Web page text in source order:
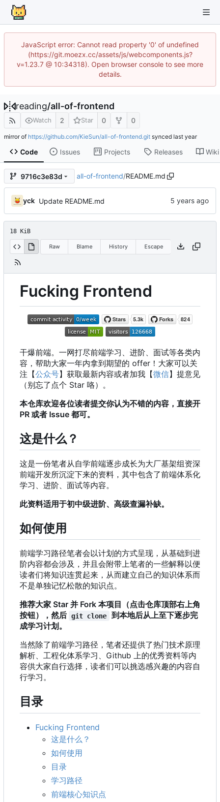
JavaScript error: Cannot read property '0' of undefined
(https://git.moezx.cc/assets/js/webcomponents.js?
v=1.23.7 @ 10:34318). Open browser console to see more
details.
reading/all-of-frontend
Watch 2 Star 0 0
mirror of https://github.com/KieSun/all-of-frontend.git synced
Code Issues Projects Releases Wiki
9716c3e83d all-of-frontend/README.md
yck Update README.md
18 KiB
Raw Blame History Escape
Fucking Frontend
干爆前端。一网打尽前端学习、进阶、面试等各类内
容，帮助大家一年内拿到期望的 offer ！ 大家可以关
注【公众号】获取最新内容或者加我【微信】提意见
（别忘了点个 Star 咯）。
本仓库欢迎各位读者提交你认为不错的内容，直接开
PR 或者 Issue 都可。
这是什么？
这是一份笔者从自学前端逐步成长为大厂基架组资深
前端开发所沉淀下来的资料，其中包含了前端体系化
学习、进阶、面试等内容。
此资料适用于初中级进阶、高级查漏补缺。
如何使用
前端学习路径笔者会以计划的方式呈现，从基础到进
阶内容都会涉及，并且会附带上笔者的一些解释以便
读者们将知识连贯起来，从而建立自己的知识体系而
不是单独记忆松散的知识点。
推荐大家 Star 并 Fork 本项目（点击仓库顶部右上角
按钮），然后 git clone
到本地后从上至下逐步完
成学习计划。
当然除了前端学习路径 ， 笔者还提供了热门技术原理
解析、工程化体系学习、Github 上的优秀资料等内
容供大家自行选择，读者们可以挑选感兴趣的内容自
行学习。
目录
Fucking Frontend
这是什么？
如何使用
目录
学习路径
前端核心知识点